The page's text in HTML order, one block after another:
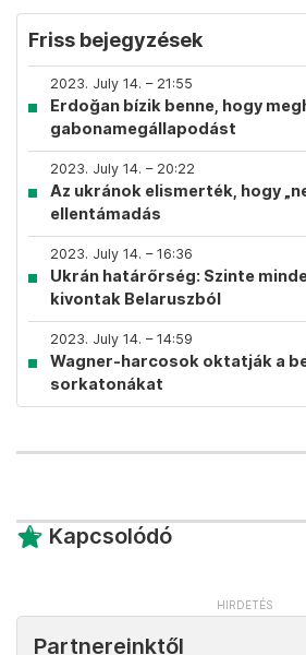
Friss bejegyzések
2023. July 14. – 21:55
Erdoğan bízik benne, hogy
gabonamegállapodást
2023. July 14. – 20:22
Az ukránok elismerték, hogy
ellentámadás
2023. July 14. – 16:36
Ukrán határőrség: Szinte
kivontak Belaruszból
2023. July 14. – 14:59
Wagner-harcosok oktatják a
sorkatonákat
Kapcsolódó
Partnereinktől